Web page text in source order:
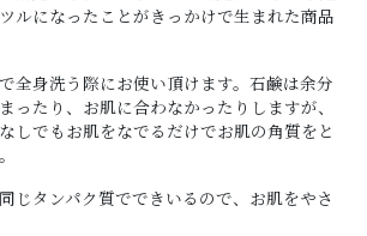
ルになったことがきっかけで生まれた商品
全身洗う際にお使い頂けます。石鹸は余分
ったり、お肌に合わなかったりしますが、
しでもお肌をなでるだけでお肌の角質をと
じタンパク質でできいるので、お肌をやさ